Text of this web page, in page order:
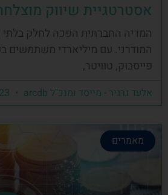
אסטרטגיית שיווק
המדיה החברתית הפכה לחלק בלתי
המודרני. עם מיליארדי משתמשים
פייסבוק, טוויטר,
אלעד גרגיר - מייסד ומנכ"ל arcdb
מאמרים